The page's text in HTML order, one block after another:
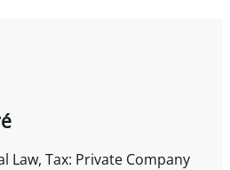
Law, Tax: Private Company